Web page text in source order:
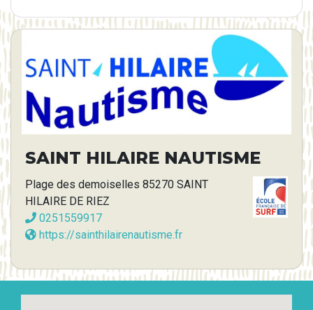
SAINT HILAIRE NAUTISME
Plage des demoiselles 85270 SAINT
HILAIRE DE RIEZ
0251559917
https://sainthilairenautisme.fr